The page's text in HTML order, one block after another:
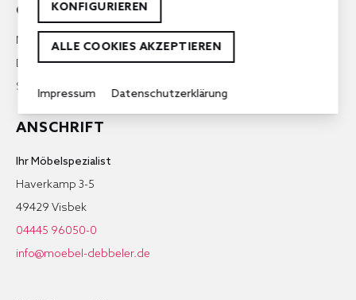
ÖFFNUNGSZEITEN
Mo-Fr. 9:00 – 18:00 Uhr
Do. 9:00 – 19:00 Uhr
Sa. 9:00 – 16:00 Uhr
ANSCHRIFT
Ihr Möbelspezialist
Haverkamp 3-5
49429 Visbek
04445 96050-0
info@moebel-debbeler.de
KONFIGURIEREN
ALLE COOKIES AKZEPTIEREN
Impressum Datenschutzerklärung